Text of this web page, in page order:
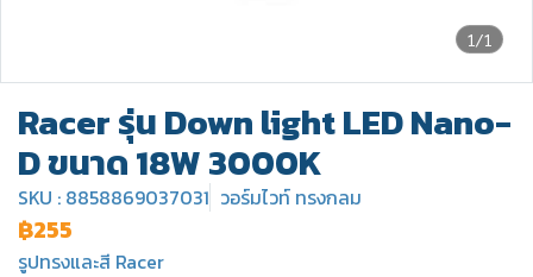
1/1
Racer รุ่น Down light LED Nano-
D ขนาด 18W 3000K
SKU : 8858869037031 วอร์มไวท์ ทรงกลม
฿255
รูปทรงและสี Racer